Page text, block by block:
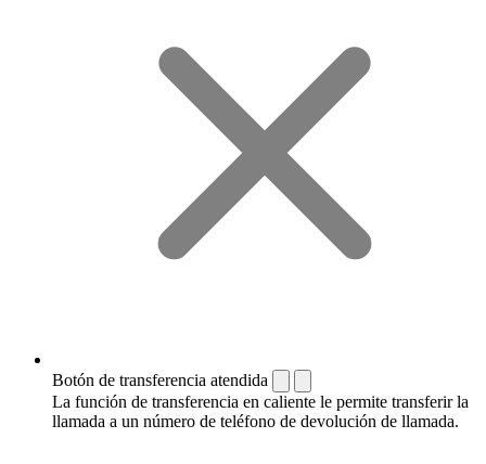
Botón de transferencia atendida
La función de transferencia en caliente le permite transferir la
llamada a un número de teléfono de devolución de llamada.